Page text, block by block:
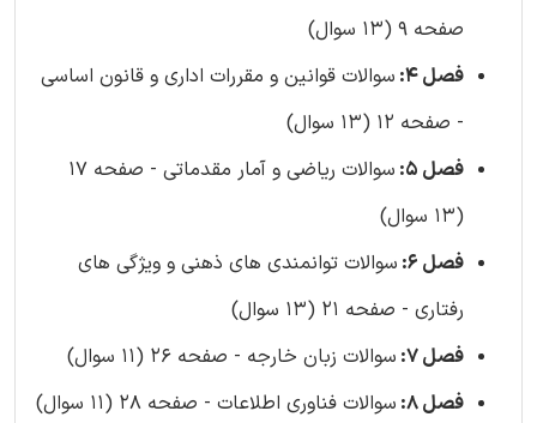
صفحه 9 (13 سوال)
فصل 4:
سوالات قوانین و مقررات اداری و قانون اساسی
- صفحه 12 (13 سوال)
فصل 5:
سوالات ریاضی و آمار مقدماتی - صفحه 17
(13 سوال)
فصل 6:
سوالات توانمندی های ذهنی و ویژگی های
رفتاری - صفحه 21 (13 سوال)
فصل 7:
سوالات زبان خارجه - صفحه 26 (11 سوال)
فصل 8:
سوالات فناوری اطلاعات - صفحه 28 (11 سوال)